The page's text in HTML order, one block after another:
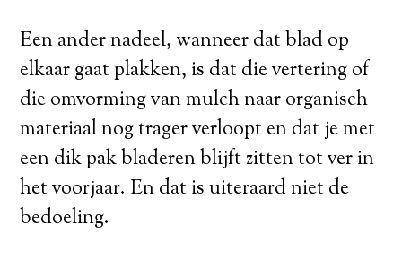
Een ander nadeel, wanneer dat blad op
elkaar gaat plakken, is dat die vertering of
die omvorming van mulch naar organisch
materiaal nog trager verloopt en dat je met
een dik pak bladeren blijft zitten tot ver in
het voorjaar. En dat is uiteraard niet de
bedoeling.